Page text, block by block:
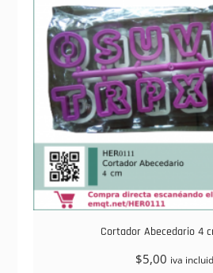
Cortador Abecedario 4
$5,00 iva